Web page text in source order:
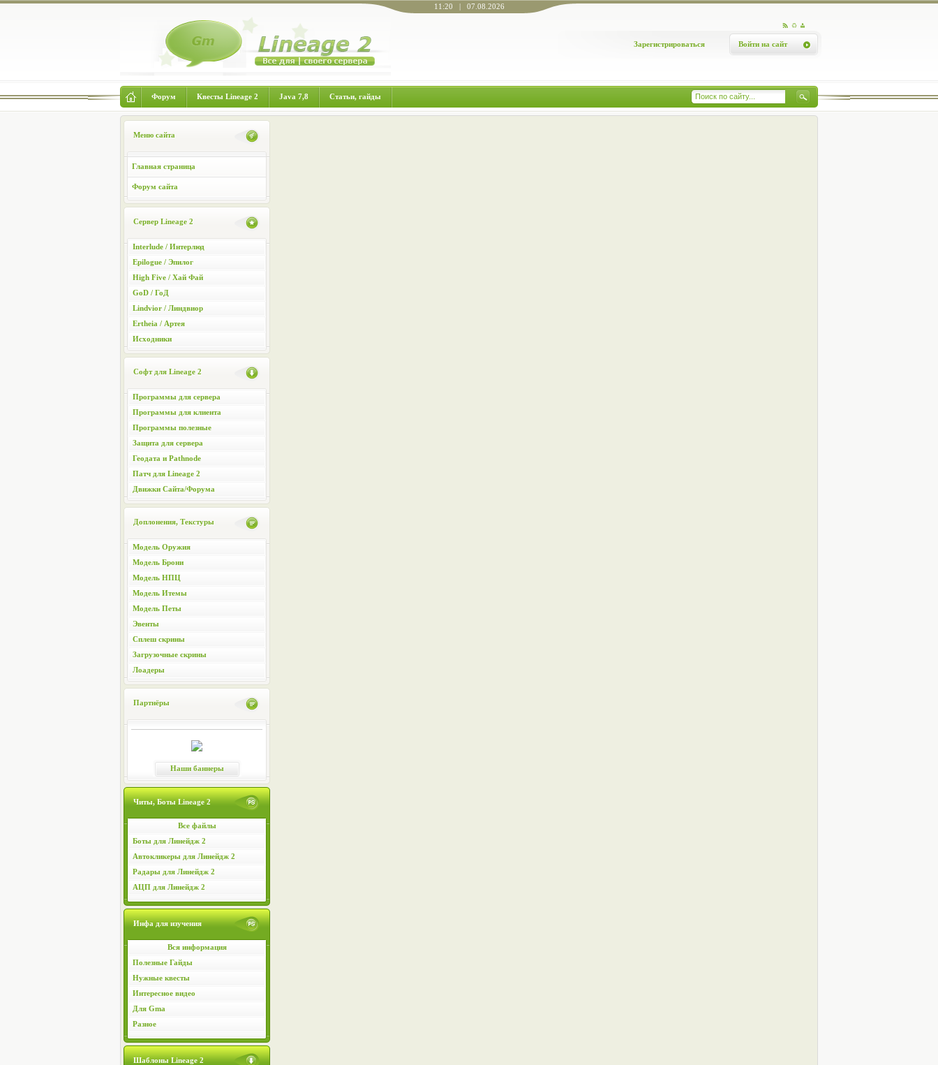
11:20 | 07.08.2026
Войти на сайт
Зарегистрироваться
Форум Квесты Lineage 2 Java 7,8 Статьи, гайды
Меню сайта
Главная страница
Форум сайта
Сервер Lineage 2
Interlude / Интерлюд
Epilogue / Эпилог
High Five / Хай Фай
GoD / ГоД
Lindvior / Линдвиор
Ertheia / Артея
Исходники
Софт для Lineage 2
Программы для сервера
Программы для клиента
Программы полезные
Защита для сервера
Геодата и Pathnode
Патч для Lineage 2
Движки Сайта/Форума
Доплонения, Текстуры
Модель Оружия
Модель Брони
Модель НПЦ
Модель Итемы
Модель Петы
Эвенты
Сплеш скрины
Загрузочные скрины
Лоадеры
Партнёры
Наши баннеры
Читы, Боты Lineage 2
Все файлы
Боты для Линейдж 2
Автокликеры для Линейдж 2
Радары для Линейдж 2
АЦП для Линейдж 2
Инфа для изучения
Вся информация
Полезные Гайды
Нужные квесты
Интересное видео
Для Gma
Разное
Шаблоны Lineage 2